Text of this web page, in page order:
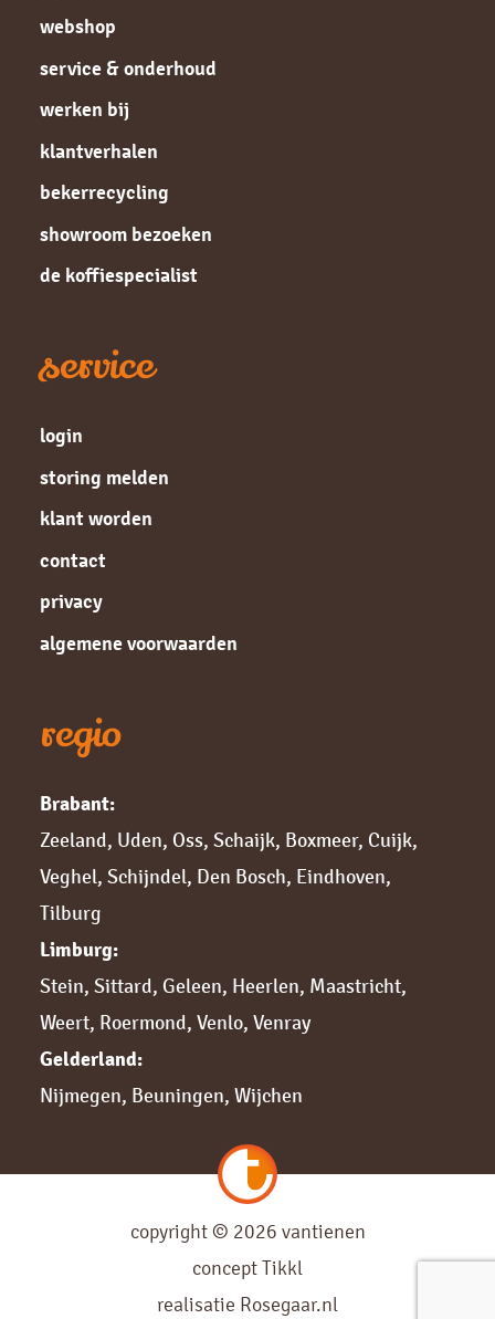
webshop
service & onderhoud
werken bij
klantverhalen
bekerrecycling
showroom bezoeken
de koffiespecialist
service
login
storing melden
klant worden
contact
privacy
algemene voorwaarden
regio
Brabant:
Zeeland, Uden, Oss, Schaijk, Boxmeer, Cuijk,
Veghel, Schijndel, Den Bosch, Eindhoven,
Tilburg
Limburg:
Stein, Sittard, Geleen, Heerlen, Maastricht,
Weert, Roermond, Venlo, Venray
Gelderland:
Nijmegen, Beuningen, Wijchen
copyright © 2026 vantienen
conceptTikkl
realisatie Rosegaar.nl